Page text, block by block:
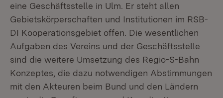
eine Geschäftsstelle in Ulm. Er steht allen
Gebietskörperschaften und Institutionen im RSB-
DI Kooperationsgebiet offen. Die wesentlichen
Aufgaben des Vereins und der Geschäftsstelle
sind die weitere Umsetzung des Regio-S-Bahn
Konzeptes, die dazu notwendigen Abstimmungen
mit den Akteuren beim Bund und den Ländern